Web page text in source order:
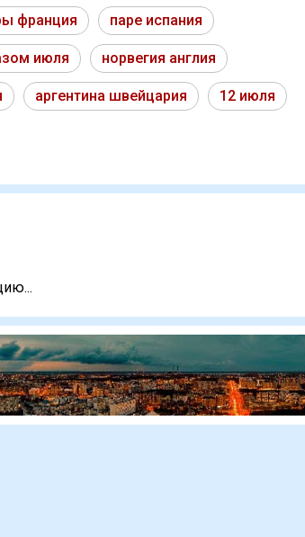
франция паре испания
июля норвегия англия
аргентина швейцария 12 июля